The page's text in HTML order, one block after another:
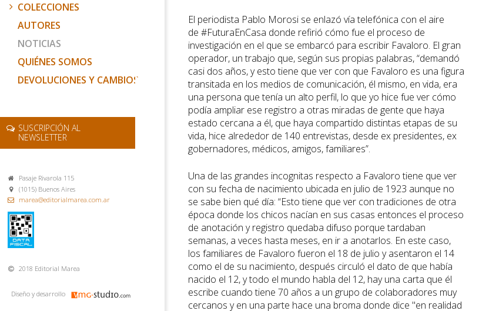
COLECCIONES
AUTORES
NOTICIAS
QUIÉNES SOMOS
DEVOLUCIONES Y CAMBIOS
SUSCRIPCIÓN AL
NEWSLETTER
Pasaje Rivarola 115
(1015) Buenos Aires
marea@editorialmarea.com.ar
2018 Editorial Marea
Diseño y desarrollo
El periodista Pablo Morosi se enlazó vía telefónica con el aire
de #FuturaEnCasa donde refirió cómo fue el proceso de
investigación en el que se embarcó para escribir Favaloro. El gran
operador, un trabajo que, según sus propias palabras, “demandó
casi dos años, y esto tiene que ver con que Favaloro es una figura
transitada en los medios de comunicación, él mismo, en vida, era
una persona que tenía un alto perfil, lo que yo hice fue ver cómo
podía ampliar ese registro a otras miradas de gente que haya
estado cercana a él, que haya compartido distintas etapas de su
vida, hice alrededor de 140 entrevistas, desde ex presidentes, ex
gobernadores, médicos, amigos, familiares”.
Una de las grandes incognitas respecto a Favaloro tiene que ver
con su fecha de nacimiento ubicada en julio de 1923 aunque no
se sabe bien qué día: “Esto tiene que ver con tradiciones de otra
época donde los chicos nacían en sus casas entonces el proceso
de anotación y registro quedaba difuso porque tardaban
semanas, a veces hasta meses, en ir a anotarlos. En este caso,
los familiares de Favaloro fueron el 18 de julio y asentaron el 14
como el de su nacimiento, después circuló el dato de que había
nacido el 12, y todo el mundo habla del 12, hay una carta que él
escribe cuando tiene 70 años a un grupo de colaboradores muy
cercanos y en una parte hace una broma donde dice "en realidad